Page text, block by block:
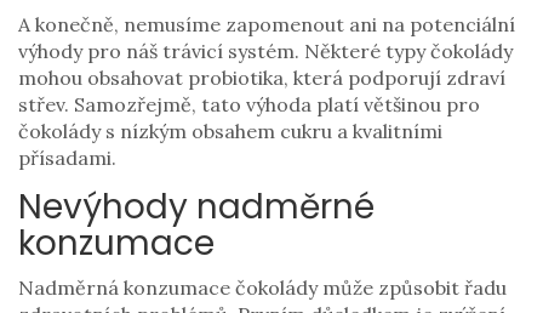
A konečně, nemusíme zapomenout ani na potenciální
výhody pro náš trávicí systém. Některé typy čokolády
mohou obsahovat probiotika, která podporují zdraví
střev. Samozřejmě, tato výhoda platí většinou pro
čokolády s nízkým obsahem cukru a kvalitními
přísadami.
Nevýhody nadměrné
konzumace
Nadměrná konzumace čokolády může způsobit řadu